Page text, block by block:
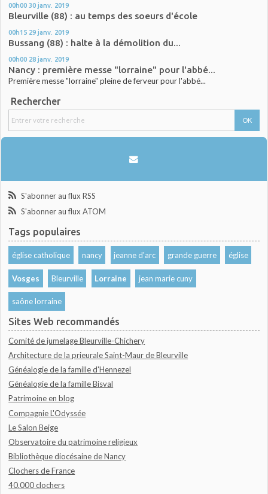
00h00 30 janv. 2019
Bleurville (88) : au temps des soeurs d'école
00h15 29 janv. 2019
Bussang (88) : halte à la démolition du...
00h00 28 janv. 2019
Nancy : première messe "lorraine" pour l'abbé...
Première messe "lorraine" pleine de ferveur pour l'abbé...
Rechercher
S'abonner au flux RSS
S'abonner au flux ATOM
Tags populaires
église catholique nancy jeanne d'arc grande guerre église
Vosges Bleurville Lorraine jean marie cuny
saône lorraine
Sites Web recommandés
Comité de jumelage Bleurville-Chichery
Architecture de la prieurale Saint-Maur de Bleurville
Généalogie de la famille d'Hennezel
Généalogie de la famille Bisval
Patrimoine en blog
Compagnie L'Odyssée
Le Salon Beige
Observatoire du patrimoine religieux
Bibliothèque diocésaine de Nancy
Clochers de France
40.000 clochers